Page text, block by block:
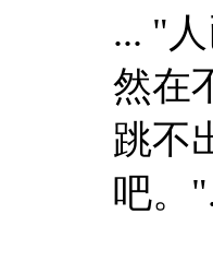
... "
然在
跳不
吧。